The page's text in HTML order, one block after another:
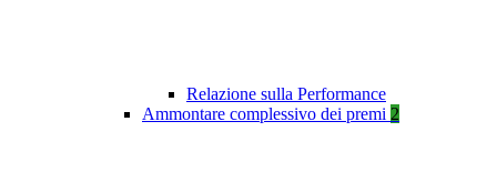
Relazione sulla Performance
Ammontare complessivo dei premi 2